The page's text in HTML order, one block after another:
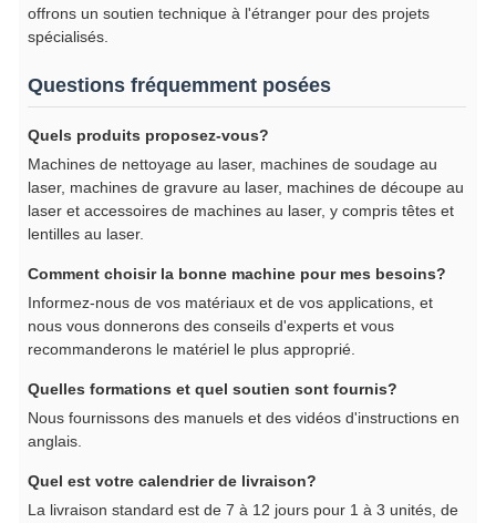
offrons un soutien technique à l'étranger pour des projets
spécialisés.
Questions fréquemment posées
Quels produits proposez-vous?
Machines de nettoyage au laser, machines de soudage au
laser, machines de gravure au laser, machines de découpe au
laser et accessoires de machines au laser, y compris têtes et
lentilles au laser.
Comment choisir la bonne machine pour mes besoins?
Informez-nous de vos matériaux et de vos applications, et
nous vous donnerons des conseils d'experts et vous
recommanderons le matériel le plus approprié.
Quelles formations et quel soutien sont fournis?
Nous fournissons des manuels et des vidéos d'instructions en
anglais.
Quel est votre calendrier de livraison?
La livraison standard est de 7 à 12 jours pour 1 à 3 unités, de